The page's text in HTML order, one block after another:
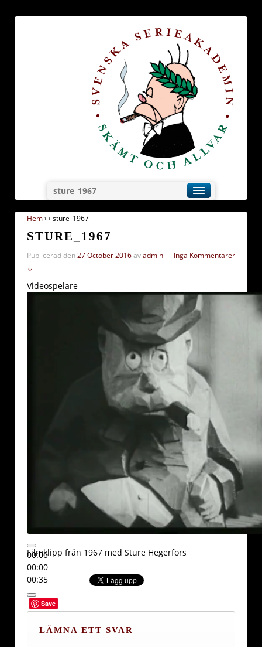
sture_1967
Hem› › sture_1967
STURE_1967
Publicerad den27 October 2016avadmin— Inga Kommentarer
↓
Videospelare
00:00
00:00
00:35
Filmklipp från 1967 med Sture Hegerfors
Save
LÄMNA ETT SVAR